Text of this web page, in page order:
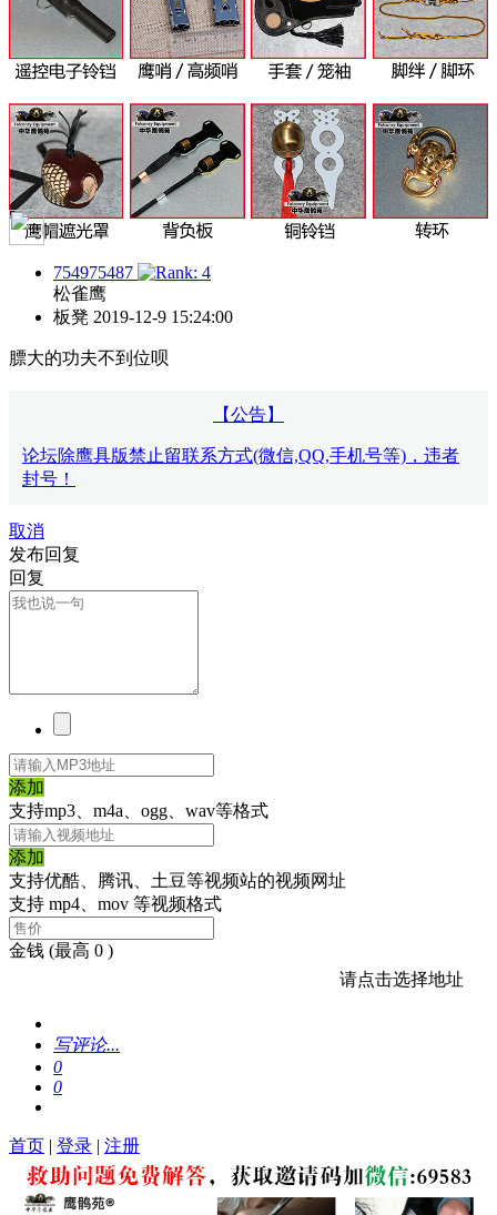
754975487
松雀鹰
板凳 2019-12-9 15:24:00
膘大的功夫不到位呗
【公告】
论坛除鹰具版禁止留联系方式(微信,QQ,手机号等)，违者
封号！
取消
发布回复
回复
添加
支持mp3、m4a、ogg、wav等格式
添加
支持优酷、腾讯、土豆等视频站的视频网址
支持 mp4、mov 等视频格式
金钱 (最高 0 )
请点击选择地址
写评论...
0
0
首页 | 登录 | 注册